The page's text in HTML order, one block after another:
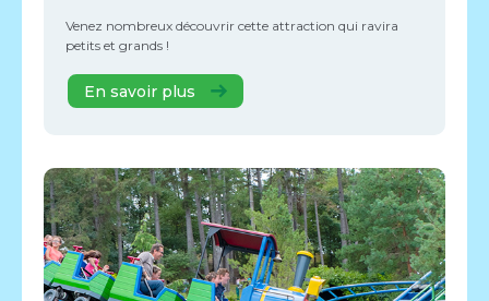
Venez nombreux découvrir cette attraction qui ravira
petits et grands !
En savoir plus